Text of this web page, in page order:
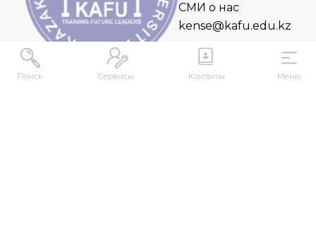
Поиск Сервисы Контакты Меню
СМИ о нас
kense@kafu.edu.kz